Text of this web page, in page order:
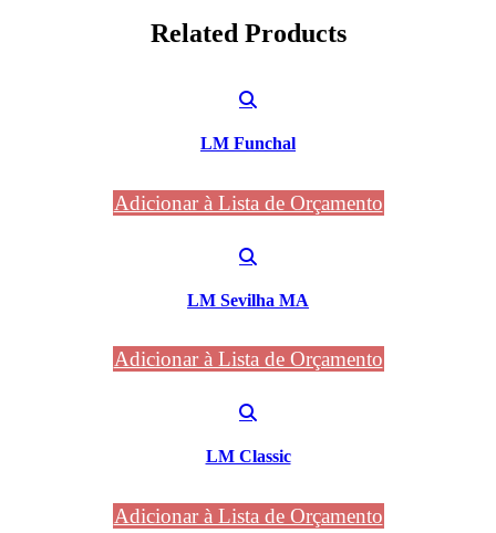
Related Products
LM Funchal
Adicionar à Lista de Orçamento
LM Sevilha MA
Adicionar à Lista de Orçamento
LM Classic
Adicionar à Lista de Orçamento